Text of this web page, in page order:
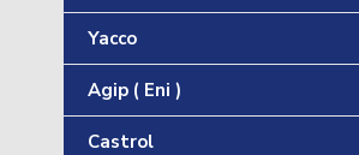
Yacco
Agip ( Eni )
Castrol